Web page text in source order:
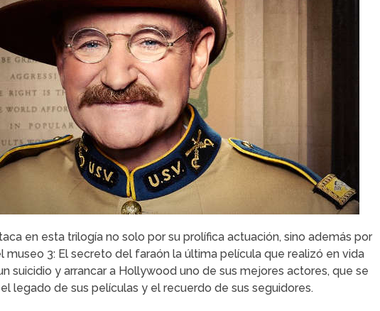
en esta trilogía no solo por su prolífica actuación, sino además por
museo 3: El secreto del faraón la última película que realizó en vida
suicidio y arrancar a Hollywood uno de sus mejores actores, que se
legado de sus películas y el recuerdo de sus seguidores.